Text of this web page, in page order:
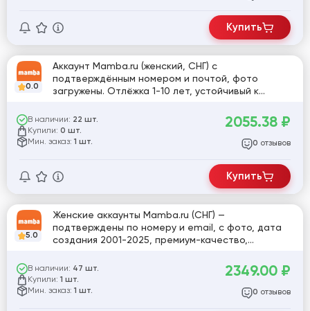
Купить
0.0
Аккаунт Mamba.ru (женский, СНГ) с
подтверждённым номером и почтой, фото
загружены. Отлёжка 1-10 лет, устойчивый к
В наличии: 22 шт.
Купили: 0 шт.
Мин. заказ: 1 шт.
2055.38 ₽
0 отзывов
Купить
5.0
Женские аккаунты Mamba.ru (СНГ) —
подтверждены по номеру и email, с фото, дата
создания 2001-2025, премиум-качество,
В наличии: 47 шт.
Купили: 1 шт.
Мин. заказ: 1 шт.
2349.00 ₽
0 отзывов